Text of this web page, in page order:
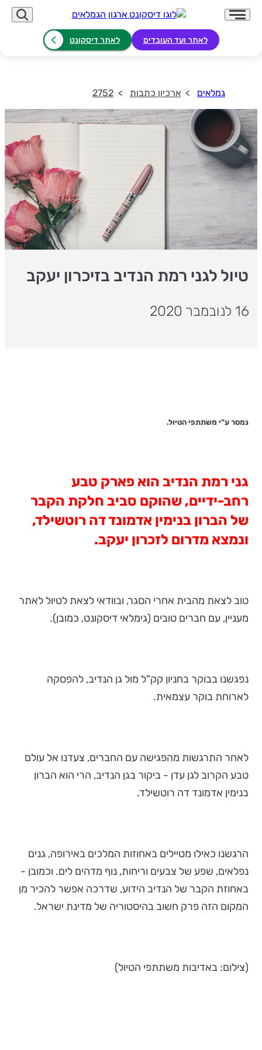
לאתר ועד העובדים לאתר דיסקונט
גמלאים ארכיון כתבות 2752
טיול לגני רמת הנדיב בזיכרון יעקב
16 לנובמבר 2020
נמסר ע"י משתתפי הטיול.
גני רמת הנדיב הוא פארק טבע
רחב-ידיים, שהוקם סביב חלקת הקבר
של הברון בנימין אדמונד דה רוטשילד,
ונמצא מדרום לזכרון יעקב.
טוב לצאת מהבית אחרי הסגר, ובוודאי לצאת לטיול לאתר
מעניין, עם חברים טובים (גימלאי דיסקונט, כמובן).
נפגשנו בבוקר בחניון קק"ל מול גן הנדיב, להפסקה
לארוחת בוקר עצמאית.
לאחר התרגשות מהפגישה עם החברים, צעדנו אל עולם
טבע הקרוב לגן עדן - ביקור בגן הנדיב, הרי הוא הברון
בנימין אדמונד דה רוטשילד.
הרגשנו כאילו מטיילים באחוזות המלכים באירופה, גנים
נפלאים, שפע של צבעים וריחות, נוף מדהים לים. וכמובן -
באחוזת הקבר של הנדיב הידוע, שדרכה אפשר להכיר מן
המקום הזה פרק חשוב בהיסטוריה של מדינת ישראל.
(צילום: באדיבות משתתפי הטיול)